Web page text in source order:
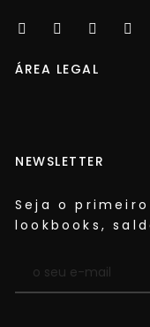
ÁREA LEGAL
NEWSLETTER
Seja o
lookbooks,